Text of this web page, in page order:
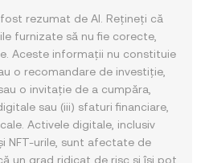
rezumat de AI. Rețineți că
furnizate să nu fie corecte,
Aceste informații nu constituie
o recomandare de investiție,
o invitație de a cumpăra,
sau (iii) sfaturi financiare,
Activele digitale, inclusiv
NFT-urile, sunt afectate de
un grad ridicat de risc și își pot